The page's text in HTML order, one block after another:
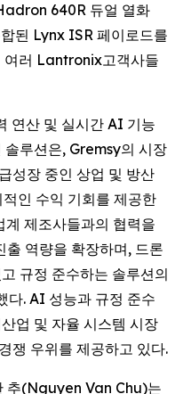
640R 듀얼 열화
된 Lynx ISR 페이로드를
여러 Lantronix고객사들
연산 및 실시간 AI 기능
솔루션은, Gremsy의 시장
성장 중인 상업 및 방산
인 수익 기회를 제공한
계 제조사들과의 협력을
역량을 확장하며, 드론
규정 준수하는 솔루션의
다. AI 성능과 규정 준수
업 및 자율 시스템 시장
쟁 우위를 제공하고 있다.
추(Nguyen Van Chu)는